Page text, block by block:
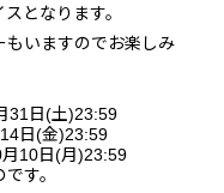
となります。
いますのでお楽しみ
31日(土)23:59
日(金)23:59
10日(月)23:59
す。